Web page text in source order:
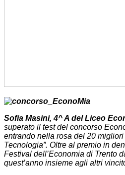
Sofia Masini, 4^ A del Liceo
superato il test del concorso
entrando nella rosa del 20 migliori
Tecnologia”. Oltre al premio in
Festival dell’Economia di Trento
quest’anno insieme agli altri